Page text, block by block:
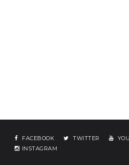
FACEBOOK TWITTER
INSTAGRAM